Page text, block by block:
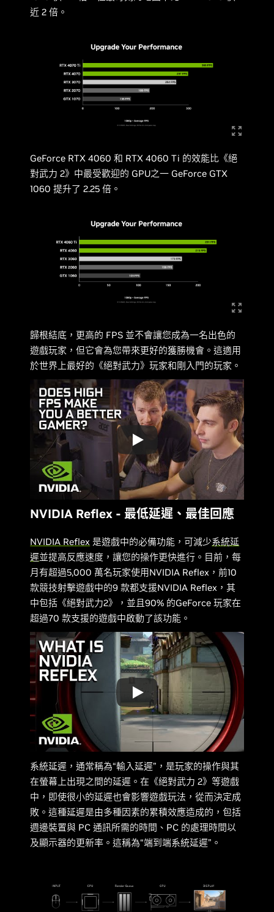
近 2 倍。
GeForce RTX 4060 和 RTX 4060 Ti 的效能比《絕
對武力 2》中最受歡迎的 GPU之一 GeForce GTX
1060 提升了 2.25 倍。
歸根結底，更高的 FPS 並不會讓您成為一名出色的
遊戲玩家，但它會為您帶來更好的獲勝機會。這適用
於世界上最好的《絕對武力》玩家和剛入門的玩家。
NVIDIA Reflex - 最低延遲、最佳回應
NVIDIA Reflex 是遊戲中的必備功能，可減少系統延
遲並提高反應速度，讓您的操作更快進行。目前，每
月有超過5,000 萬名玩家使用NVIDIA Reflex，前10
款競技射擊遊戲中的9 款都支援NVIDIA Reflex，其
中包括《絕對武力2》，並且90% 的GeForce 玩家在
超過70 款支援的遊戲中啟動了該功能。
系統延遲，通常稱為“輸入延遲”，是玩家的操作與其
在螢幕上出現之間的延遲。在《絕對武力 2》等遊戲
中，即使很小的延遲也會影響遊戲玩法，從而決定成
敗。這種延遲是由多種因素的累積效應造成的，包括
週邊裝置與 PC 通訊所需的時間、PC 的處理時間以
及顯示器的更新率。這稱為“端到端系統延遲”。